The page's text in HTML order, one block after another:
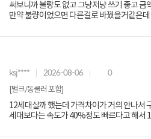
써보니까 불량도 없고 그냥저냥 쓰기 좋고
만약 불량이었으면 다른걸로 바꿨을거같은데
ksj**** 2026-08-06 0
[벌크/동쿨러 포함]
12세대살까 했는데 가격차이가 거의 안나서 구매했어요. 지피티
세대